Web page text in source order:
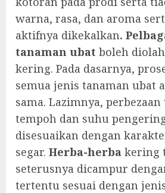
warna, rasa, dan aroma
aktifnya dikekalkan.
tanaman ubat boleh
kering. Pada dasarnya,
semua jenis tanaman ubat
sama. Lazimnya,
tempoh dan suhu
disesuaikan dengan
segar. Herba-herba kering
seterusnya dicampur
tertentu sesuai dengan